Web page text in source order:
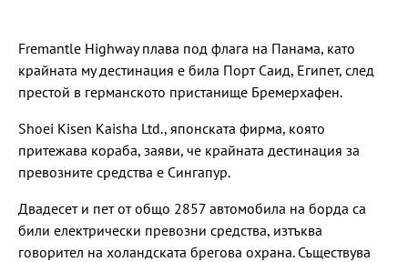
Fremantle Highway плава под флага на Панама, като
крайната му дестинация е била Порт Саид, Египет, след
престой в германското пристанище Бремерхафен.
Shoei Kisen Kaisha Ltd., японската фирма, която
притежава кораба, заяви, че крайната дестинация за
превозните средства е Сингапур.
Двадесет и пет от общо 2857 автомобила на борда са
били електрически превозни средства, изтъква
говорител на холандската брегова охрана. Съществува